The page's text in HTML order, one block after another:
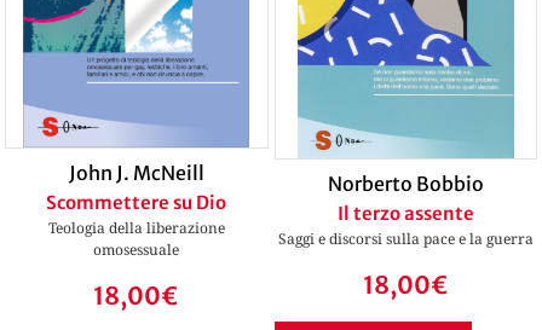
John J. McNeill
Scommettere su Dio
Teologia della liberazione
omosessuale
18,00€
Norberto Bobbio
Il terzo assente
Saggi e discorsi sulla pace e la guerra
18,00€